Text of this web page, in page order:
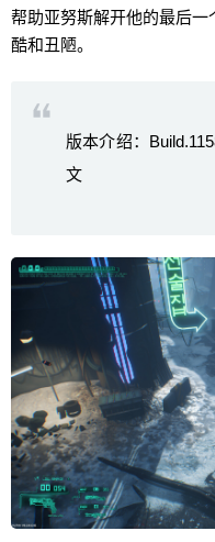
帮助亚努斯解开他的最后
酷和丑陋。
版本介绍：
文